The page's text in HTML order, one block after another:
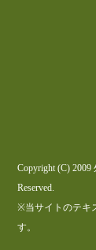
Copyright (C)
Reserved.
※当サイトのテキ
す。